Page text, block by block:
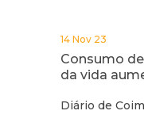
14 Nov 23
Consumo
da vida
Diário de